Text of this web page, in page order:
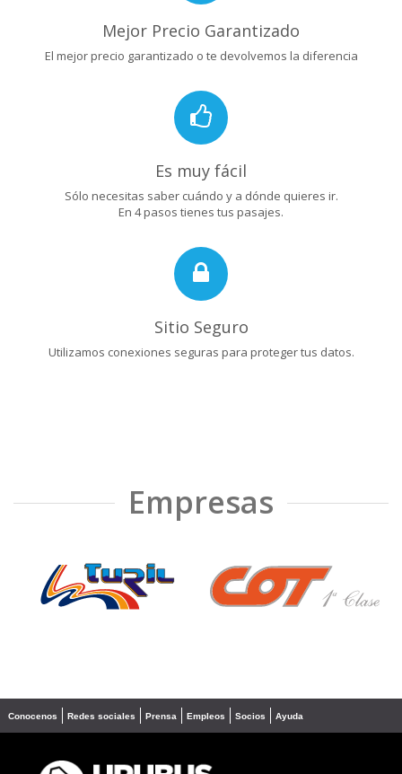
Mejor Precio Garantizado
El mejor precio garantizado o te devolvemos la diferencia
Es muy fácil
Sólo necesitas saber cuándo y a dónde quieres ir.
En 4 pasos tienes tus pasajes.
Sitio Seguro
Utilizamos conexiones seguras para proteger tus datos.
Empresas
❮ ❯
Conocenos Redes sociales Prensa Empleos Socios Ayuda